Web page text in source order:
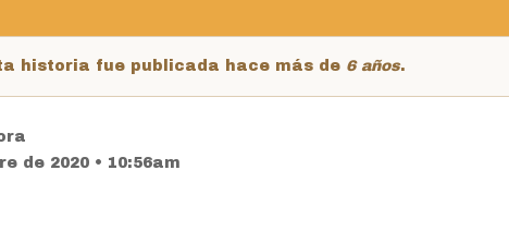
historia fue publicada hace más de 6 años.
de 2020 • 10:56am